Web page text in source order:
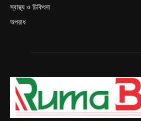
স্বাস্থ্য ও চিকিৎসা
অপরাধ